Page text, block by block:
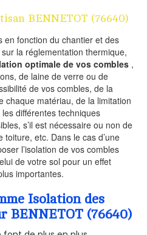
BENNETOT (76640)
en fonction du chantier et des
la réglementation thermique,
optimale de vos combles ,
de laine de verre ou de
de vos combles, de la
chaque matériau, de la limitation
différentes techniques
s’il est nécessaire ou non de
etc. Dans le cas d’une
l’isolation de vos combles
de votre sol pour un effet
importantes.
Isolation des
BENNETOT (76640)